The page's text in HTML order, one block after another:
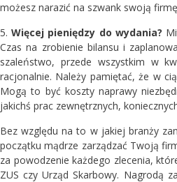
możesz narazić na szwank swoją
5.Więcej pieniędzy do wydania?
Czas na zrobienie bilansu i
szaleństwo, przede wszystkim w
racjonalnie. Należy pamiętać, że w
Mogą to być koszty naprawy
jakichś prac zewnętrznych,
Bez względu na to w jakiej branży
początku mądrze zarządzać Twoją
za powodzenie każdego zlecenia,
ZUS czy Urząd Skarbowy. Nagrodą